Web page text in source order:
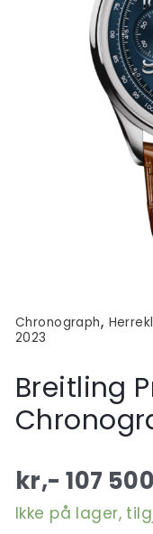
Chronograph,
2023
Breitling
kr,- 107 500
Ikke på lager,